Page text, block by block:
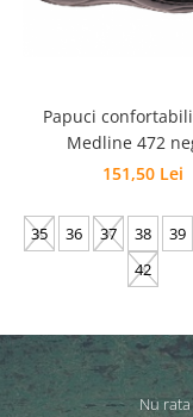
Papuci
Medline 472
151,50 Lei
35 36 37 38 39
42
Nu